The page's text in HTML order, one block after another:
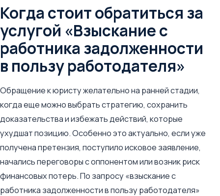
Когда стоит обратиться за
услугой «Взыскание с
работника задолженности
в пользу работодателя»
Обращение к юристу желательно на ранней стадии,
когда еще можно выбрать стратегию, сохранить
доказательства и избежать действий, которые
ухудшат позицию. Особенно это актуально, если уже
получена претензия, поступило исковое заявление,
начались переговоры с оппонентом или возник риск
финансовых потерь. По запросу «взыскание с
работника задолженности в пользу работодателя»